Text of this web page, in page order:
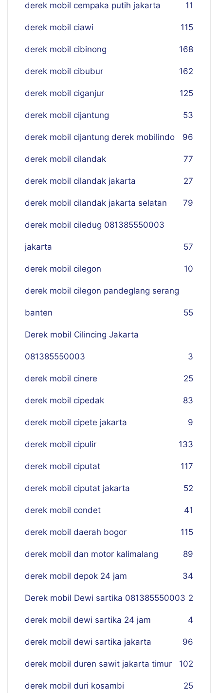
derek mobil cempaka putih jakarta 11
derek mobil ciawi 115
derek mobil cibinong 168
derek mobil cibubur 162
derek mobil ciganjur 125
derek mobil cijantung 53
derek mobil cijantung derek mobilindo 96
derek mobil cilandak 77
derek mobil cilandak jakarta 27
derek mobil cilandak jakarta selatan 79
derek mobil ciledug 081385550003
jakarta 57
derek mobil cilegon 10
derek mobil cilegon pandeglang serang
banten 55
Derek mobil Cilincing Jakarta
081385550003 3
derek mobil cinere 25
derek mobil cipedak 83
derek mobil cipete jakarta 9
derek mobil cipulir 133
derek mobil ciputat 117
derek mobil ciputat jakarta 52
derek mobil condet 41
derek mobil daerah bogor 115
derek mobil dan motor kalimalang 89
derek mobil depok 24 jam 34
Derek mobil Dewi sartika 081385550003 2
derek mobil dewi sartika 24 jam 4
derek mobil dewi sartika jakarta 96
derek mobil duren sawit jakarta timur 102
derek mobil duri kosambi 25